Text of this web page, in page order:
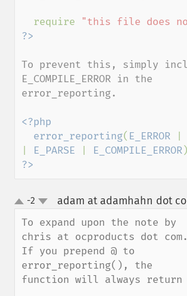
  require
"this file does
To prevent this, simply
E_COMPILE_ERROR in the
error_reporting.
<?php
  error_reporting
( E_ERROR
E_PARSE E_COMPILE_ERROR
?>
up
down
-2 adam at adamhahn dot
To expand upon the note by
chris at ocproducts dot com.
If you prepend @ to
error_reporting(), the
function will always return